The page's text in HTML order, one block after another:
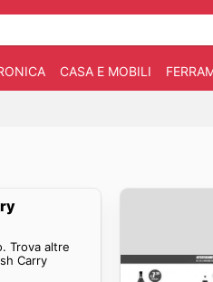
CASA E MOBILI
Trova altre
Carry